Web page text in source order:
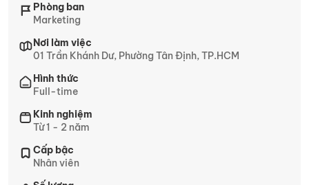
Phòng ban
Marketing
Nơi làm việc
01 Trần Khánh Dư, Phường Tân Định, TP.HCM
Hình thức
Full-time
Kinh nghiệm
Từ 1 - 2 năm
Cấp bậc
Nhân viên